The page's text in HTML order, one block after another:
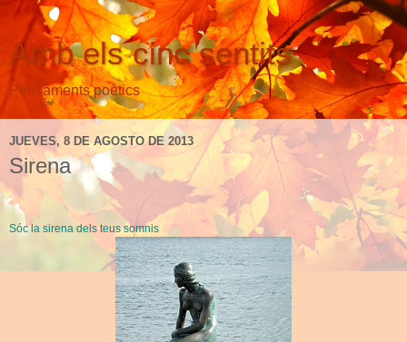
Amb els cinc sentits
Pensaments poètics
JUEVES, 8 DE AGOSTO DE 2013
Sirena
Sóc la sirena dels teussomnis